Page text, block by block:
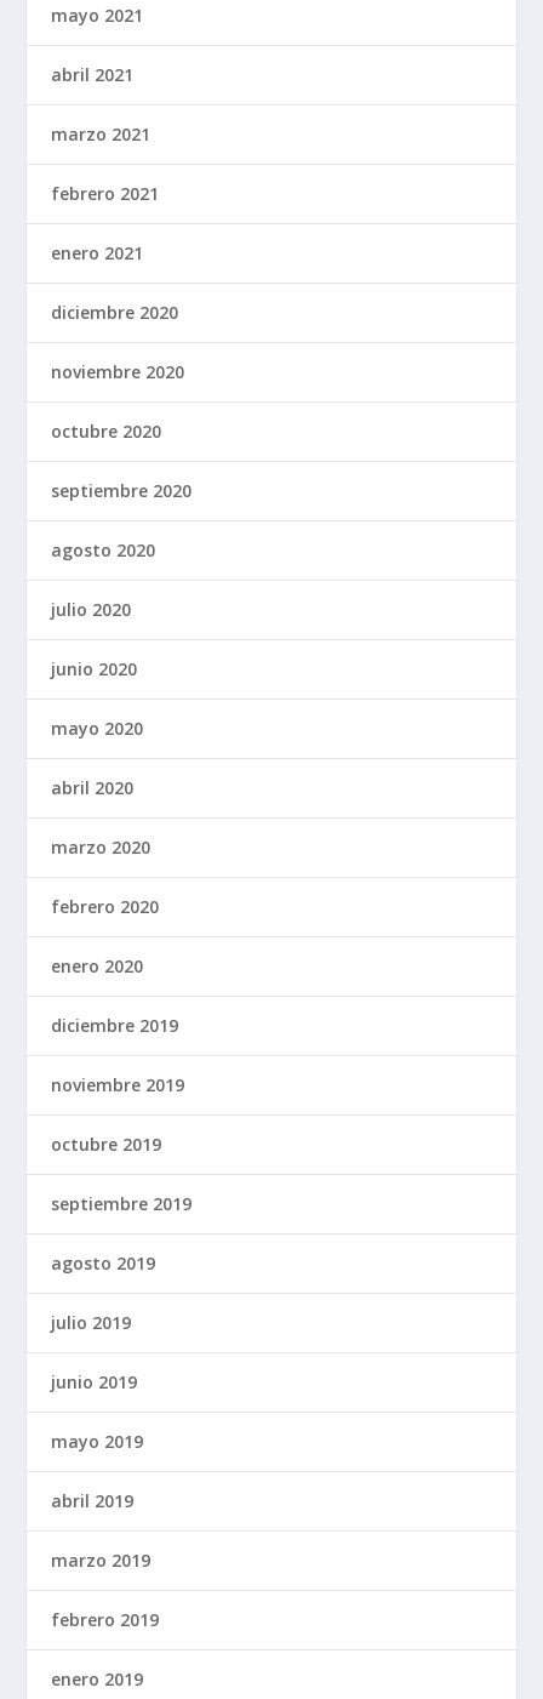
mayo 2021
abril 2021
marzo 2021
febrero 2021
enero 2021
diciembre 2020
noviembre 2020
octubre 2020
septiembre 2020
agosto 2020
julio 2020
junio 2020
mayo 2020
abril 2020
marzo 2020
febrero 2020
enero 2020
diciembre 2019
noviembre 2019
octubre 2019
septiembre 2019
agosto 2019
julio 2019
junio 2019
mayo 2019
abril 2019
marzo 2019
febrero 2019
enero 2019